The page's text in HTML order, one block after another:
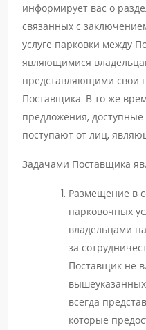
информирует вас о
связанных с
услуге парковки между
являющимися
представляющими свои
Поставщика. В то же
предложения,
поступают от лиц,
Задачами Поставщика
Размещение в
парковочных
владельцами
за
Поставщик не
всегда
которые